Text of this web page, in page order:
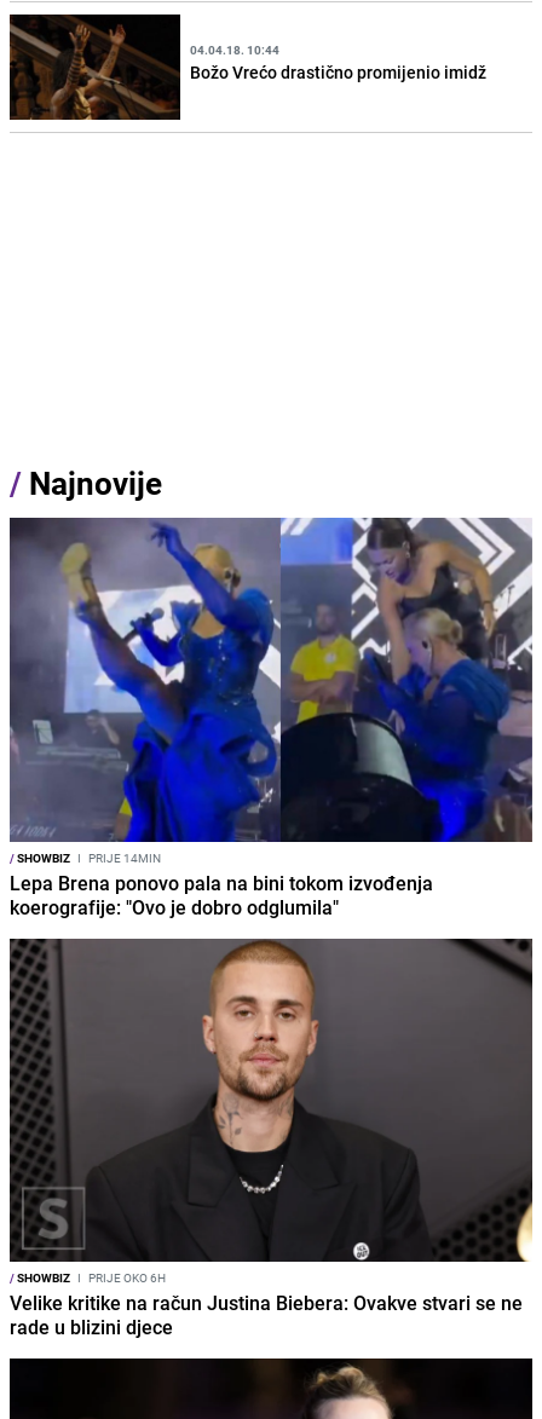
04.04.18. 10:44
Božo Vrećo drastično promijenio imidž
/ Najnovije
/SHOWBIZ I PRIJE 14MIN
Lepa Brena ponovo pala na bini tokom izvođenja
koerografije: "Ovo je dobro odglumila"
/SHOWBIZ I PRIJE OKO 6H
Velike kritike na račun Justina Biebera: Ovakve stvari se ne
rade u blizini djece